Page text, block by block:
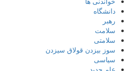
دانشگاه
رهبر
سلامت
سلامتی
سوز بیزدن قولاق سیزدن
سیاسی
علم جدید